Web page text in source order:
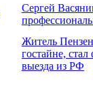
Сергей
Житель
гостайне,
выезда из РФ